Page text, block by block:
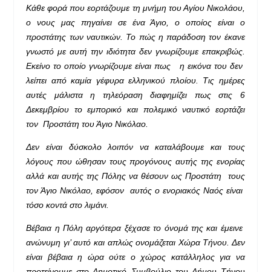
Κάθε φορά που εορτάζουμε τη μνήμη του Αγίου Νικολάου,
ο νους μας πηγαίνει σε ένα Άγιο, ο οποίος είναι ο
προστάτης των ναυτικών. Το πώς η παράδοση τον έκανε
γνωστό με αυτή την ιδιότητα δεν γνωρίζουμε επακριβώς.
Εκείνο το οποίο γνωρίζουμε είναι πως η εικόνα του δεν
λείπει από καμία γέφυρα ελληνικού πλοίου. Τις ημέρες
αυτές μάλιστα η τηλεόραση διαφημίζει πως στις 6
Δεκεμβρίου το εμπορικό και πολεμικό ναυτικό εορτάζει
τον Προστάτη του Άγιο Νικόλαο.
Δεν είναι δύσκολο λοιπόν να καταλάβουμε και τους
λόγους που ώθησαν τους προγόνους αυτής της ενορίας
αλλά και αυτής της Πόλης να θέσουν ως Προστάτη τους
τον Άγιο Νικόλαο, εφόσον αυτός ο ενοριακός Ναός είναι
τόσο κοντά στο λιμάνι.
Βέβαια η Πόλη αργότερα ξέχασε το όνομά της και έμεινε
ανώνυμη γι’ αυτό και απλώς ονομάζεται Χώρα Τήνου. Δεν
είναι βέβαια η ώρα ούτε ο χώρος κατάλληλος για να